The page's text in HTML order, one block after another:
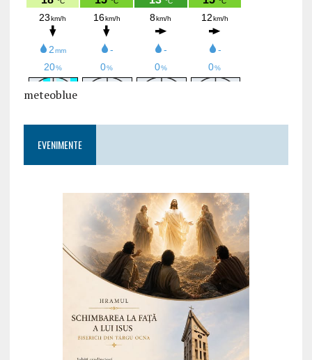
meteoblue
EVENIMENTE